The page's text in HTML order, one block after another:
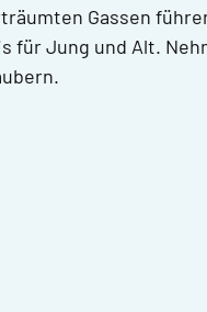
Gassen
für Jung und Alt.